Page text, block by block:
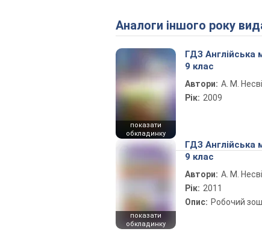
Аналоги іншого року
показати
обкладинку
ГДЗ Англійська
9 клас
Автори: А. М.
Рік: 2009
показати
обкладинку
ГДЗ Англійська
9 клас
Автори: А. М.
Рік: 2011
Опис: Робочий